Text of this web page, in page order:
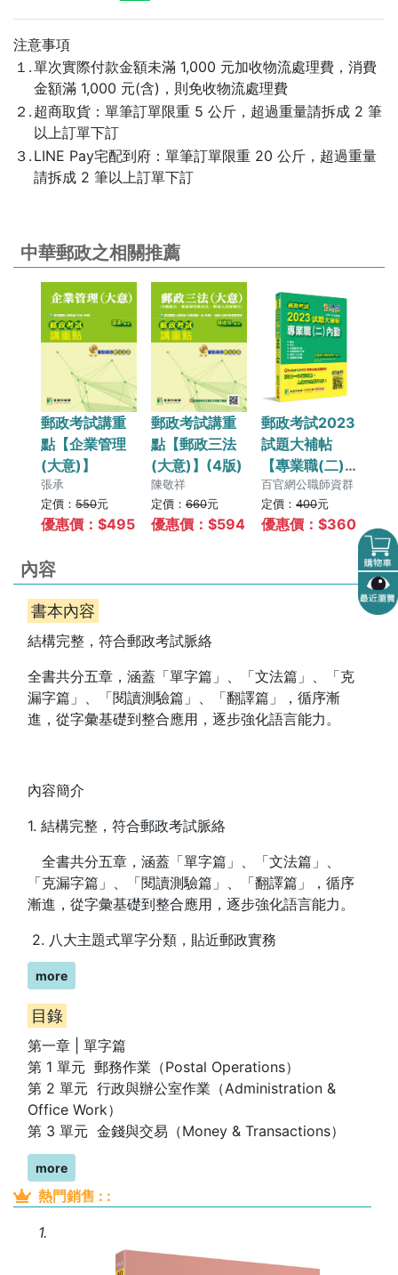
注意事項
１.單次實際付款金額未滿 1,000 元加收物流處理費，消費
金額滿 1,000 元(含)，則免收物流處理費
２. 超商取貨：單筆訂單限重 5 公斤，超過重量請拆成 2 筆
以上訂單下訂
３. LINE Pay宅配到府：單筆訂單限重 20 公斤，超過重量
請拆成 2 筆以上訂單下訂
中華郵政之相關推薦
防
郵政考試講重
點【企業管理
(大意)】
張承
定價： 550元
優惠價：$495
郵政考試講重
點【郵政三法
(大意)】(4版)
陳敬祥
定價： 660元
優惠價：$594
郵政考試2023
試題大補帖
【專業職(二)
內勤】共同+專
業(107~111年
試題)[含國文
百官網公職師資群
定價： 400元
優惠價：$360
試
型
文+
意
常
內容
書本內容
結構完整，符合郵政考試脈絡
全書共分五章，涵蓋「單字篇」、「文法篇」、「克
漏字篇」、「閱讀測驗篇」、「翻譯篇」，循序漸
進，從字彙基礎到整合應用，逐步強化語言能力。
內容簡介
1. 結構完整，符合郵政考試脈絡
全書共分五章，涵蓋「單字篇」、「文法篇」、
「克漏字篇」、「閱讀測驗篇」、「翻譯篇」，循序
漸進，從字彙基礎到整合應用，逐步強化語言能力。
2. 八大主題式單字分類，貼近郵政實務
第一章依郵政工作情境劃分為八單元，如「郵務作
「顧客服務與應對」等，內容與實際郵局作業緊密結
合，實用性高。
3. 文法系統化解析，對應歷屆考題
第二章從基本時態到假設語氣、分詞構句、連接詞
轉折語等，均配合郵政英文出題趨勢，例句實用、講
解清晰，幫助考生掌握句型運作邏輯。
4. 克漏字與閱讀雙訓練，提升應試敏感度
第三章與第四章收錄多篇模擬題，題材涵蓋郵務公
告、客戶服務、運輸管理等主題，貼近考題語境，訓
練同時理解與答題能力。
more
目錄
第一章 | 單字篇
第 1 單元 郵務作業（Postal Operations）
第 2 單元 行政與辦公室作業（Administration &
Office Work）
第 3 單元 金錢與交易（Money & Transactions）
第 4 單元 地址與地點（Location & Addressing）
第 5 單元 物流與交通（Logistics &
Transportation）
Notices）
第 7 單元 顧客服務與應對（Customer Service &
more
熱門銷售 : :
1.